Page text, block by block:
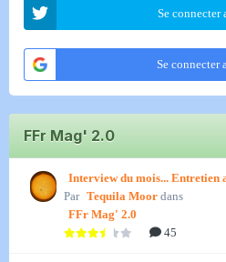
Se connecter
Se connecter
FFr Mag' 2.0
Interview du mois... Entretien
Par Tequila Moor dans
FFr Mag' 2.0
45